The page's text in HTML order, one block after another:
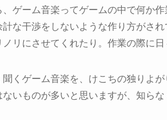
ゲーム音楽ってゲームの中で何か
な干渉をしないような作り方がさ
リにさせてくれたり。作業の際に日
くゲーム音楽を、けこちの独りよ
いものが多いと思いますが、知ら